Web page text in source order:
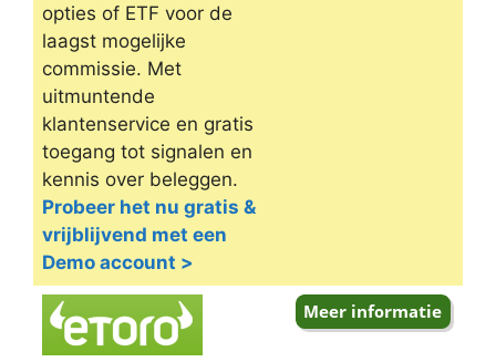
opties of ETF voor de
laagst mogelijke
commissie. Met
uitmuntende
klantenservice en gratis
toegang tot signalen en
kennis over beleggen.
Probeer het nu gratis &
vrijblijvend met een
Demo account >